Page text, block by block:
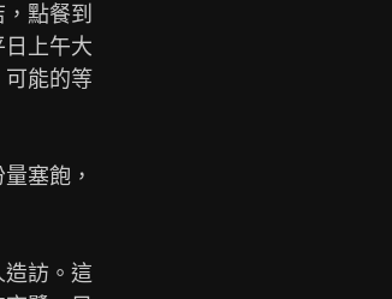
點餐到
上午大
可能的等
塞飽，
訪。這